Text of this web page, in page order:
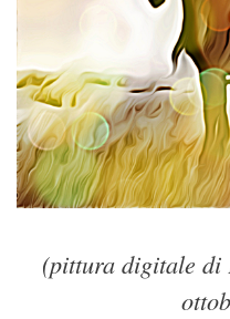
(pittura digitale di